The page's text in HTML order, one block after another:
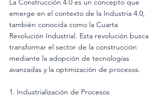
La Construcción 4.0 es un concepto que
emerge en el contexto de la Industria 4.0,
también conocida como la Cuarta
Revolución Industrial. Esta revolución busca
transformar el sector de la construcción
mediante la adopción de tecnologías
avanzadas y la optimización de procesos.
1. Industrialización de Procesos